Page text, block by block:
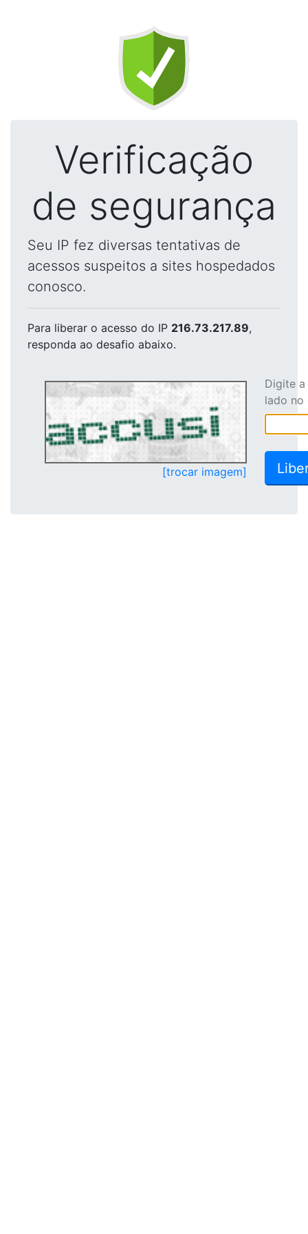
Verificação
de segurança
Seu IP fez diversas tentativas de
acessos suspeitos a sites hospedados
conosco.
Para liberar o acesso do IP 216.73.217.89,
responda ao desafio abaixo.
[trocar imagem]
Digite
lado no